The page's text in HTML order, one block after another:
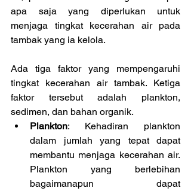
apa saja yang diperlukan untuk
menjaga tingkat kecerahan air pada
tambak yang ia kelola.
Ada tiga faktor yang mempengaruhi
tingkat kecerahan air tambak. Ketiga
faktor tersebut adalah plankton,
sedimen, dan bahan organik.
Plankton: Kehadiran plankton
dalam jumlah yang tepat dapat
membantu menjaga kecerahan air.
Plankton yang berlebihan
bagaimanapun dapat